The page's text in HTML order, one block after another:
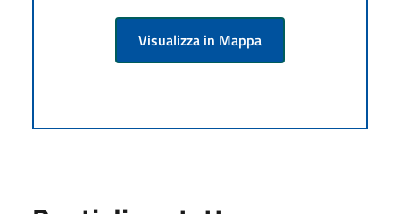
Visualizza in Mappa